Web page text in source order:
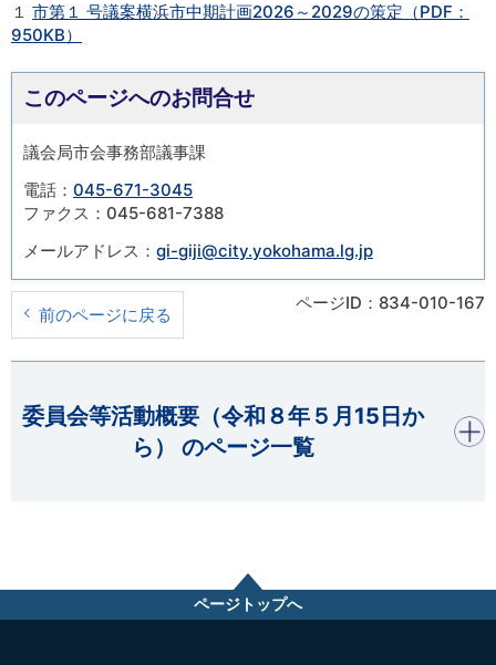
１ 市第１ 号議案横浜市中期計画2026～2029の策定（PDF：
950KB）
このページへのお問合せ
議会局市会事務部議事課
電話： 045-671-3045
ファクス：045-681-7388
メールアドレス： gi-giji@city.yokohama.lg.jp
前のページに戻る
ページID：834-010-167
委員会等活動概要（令和８年５月15日か
ら） のページ一覧
開く
ページトップへ